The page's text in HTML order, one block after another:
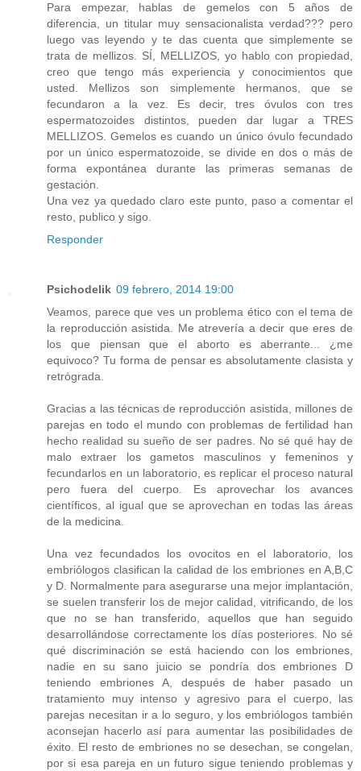
Para empezar, hablas de gemelos con 5 años de
diferencia, un titular muy sensacionalista verdad??? pero
luego vas leyendo y te das cuenta que simplemente se
trata de mellizos. SÍ, MELLIZOS, yo hablo con propiedad,
creo que tengo más experiencia y conocimientos que
usted. Mellizos son simplemente hermanos, que se
fecundaron a la vez. Es decir, tres óvulos con tres
espermatozoides distintos, pueden dar lugar a TRES
MELLIZOS. Gemelos es cuando un único óvulo fecundado
por un único espermatozoide, se divide en dos o más de
forma expontánea durante las primeras semanas de
gestación.
Una vez ya quedado claro este punto, paso a comentar el
resto, publico y sigo.
Responder
Psichodelik 09 febrero, 2014 19:00
Veamos, parece que ves un problema ético con el tema de
la reproducción asistida. Me atrevería a decir que eres de
los que piensan que el aborto es aberrante... ¿me
equivoco? Tu forma de pensar es absolutamente clasista y
retrógrada.
Gracias a las técnicas de reproducción asistida, millones de
parejas en todo el mundo con problemas de fertilidad han
hecho realidad su sueño de ser padres. No sé qué hay de
malo extraer los gametos masculinos y femeninos y
fecundarlos en un laboratorio, es replicar el proceso natural
pero fuera del cuerpo. Es aprovechar los avances
científicos, al igual que se aprovechan en todas las áreas
de la medicina.
Una vez fecundados los ovocitos en el laboratorio, los
embriólogos clasifican la calidad de los embriones en A,B,C
y D. Normalmente para asegurarse una mejor implantación,
se suelen transferir los de mejor calidad, vitrificando, de los
que no se han transferido, aquellos que han seguido
desarrollándose correctamente los días posteriores. No sé
qué discriminación se está haciendo con los embriones,
nadie en su sano juicio se pondría dos embriones D
teniendo embriones A, después de haber pasado un
tratamiento muy intenso y agresivo para el cuerpo, las
parejas necesitan ir a lo seguro, y los embriólogos también
aconsejan hacerlo así para aumentar las posibilidades de
éxito. El resto de embriones no se desechan, se congelan,
por si esa pareja en un futuro sigue teniendo problemas y